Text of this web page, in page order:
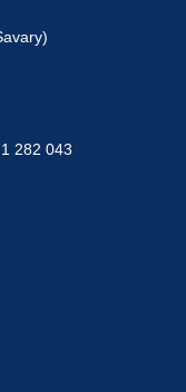
282 043